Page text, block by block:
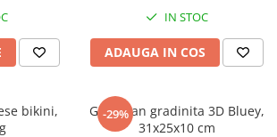
IN STOC
ADAUGA IN COS
bikini,
-29%
Ghiozdan gradinita 3D Bluey,
31x25x10 cm